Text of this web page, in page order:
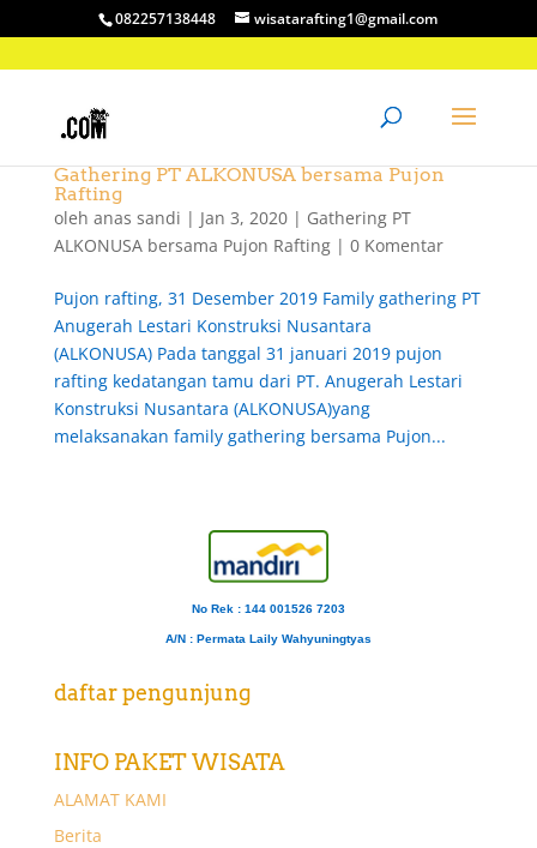
082257138448 wisatarafting1@gmail.com
Gathering PT ALKONUSA bersama Pujon
Rafting
oleh anas sandi | Jan 3, 2020| Gathering PT
ALKONUSA bersama Pujon Rafting| 0 Komentar
Pujon rafting, 31 Desember 2019 Family gathering PT
Anugerah Lestari Konstruksi Nusantara
(ALKONUSA) Pada tanggal 31 januari 2019 pujon
rafting kedatangan tamu dari PT. Anugerah Lestari
Konstruksi Nusantara (ALKONUSA)yang
melaksanakan family gathering bersama Pujon...
No Rek : 144 001526 7203
A/N : Permata Laily Wahyuningtyas
daftar pengunjung
INFO PAKET WISATA
ALAMAT KAMI
Berita